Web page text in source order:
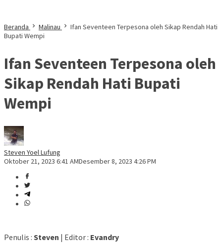
Beranda Malinau
Ifan Seventeen Terpesona oleh Sikap Rendah Hati
Bupati Wempi
Ifan Seventeen Terpesona oleh
Sikap Rendah Hati Bupati
Wempi
Steven Yoel Lufung
Oktober 21, 2023 6:41 AMDesember 8, 2023 4:26 PM
Penulis : Steven | Editor : Evandry